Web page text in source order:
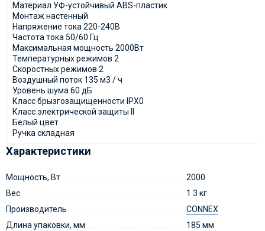
Материал УФ-устойчивый ABS-пластик
Монтаж настенный
Напряжение тока 220-240В
Частота тока 50/60 Гц
Максимальная мощность 2000Вт
Температурных режимов 2
Скоростных режимов 2
Воздушный поток 135 м3 / ч
Уровень шума 60 дБ
Класс брызгозащищенности IPX0
Класс электрической защиты II
Белый цвет
Ручка складная
Характеристики
Мощность, Вт
2000
Вес
1.3 кг
Производитель
CONNEX
Длина упаковки, мм
185 мм